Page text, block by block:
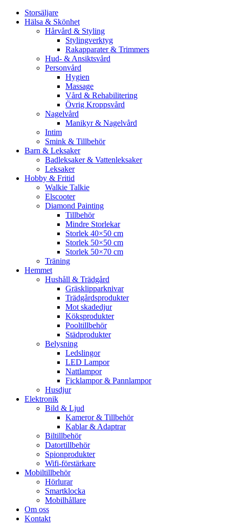
Storsäljare
Hälsa & Skönhet
Hårvård & Styling
Stylingverktyg
Rakapparater & Trimmers
Hud- & Ansiktsvård
Personvård
Hygien
Massage
Vård & Rehabilitering
Övrig Kroppsvård
Nagelvård
Manikyr & Nagelvård
Intim
Smink & Tillbehör
Barn & Leksaker
Badleksaker & Vattenleksaker
Leksaker
Hobby & Fritid
Walkie Talkie
Elscooter
Diamond Painting
Tillbehör
Mindre Storlekar
Storlek 40×50 cm
Storlek 50×50 cm
Storlek 50×70 cm
Träning
Hemmet
Hushåll & Trädgård
Gräsklipparknivar
Trädgårdsprodukter
Mot skadedjur
Köksprodukter
Pooltillbehör
Städprodukter
Belysning
Ledslingor
LED Lampor
Nattlampor
Ficklampor & Pannlampor
Husdjur
Elektronik
Bild & Ljud
Kameror & Tillbehör
Kablar & Adaptrar
Biltillbehör
Datortillbehör
Spionprodukter
Wifi-förstärkare
Mobiltillbehör
Hörlurar
Smartklocka
Mobilhållare
Om oss
Kontakt